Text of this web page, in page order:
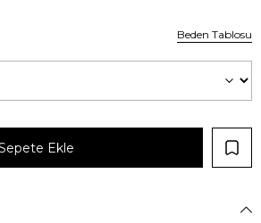
Beden Tablosu